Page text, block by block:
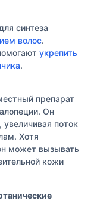
синтеза
волос.
укрепить
.
препарат
Он
поток
Хотя
может вызывать
кожи